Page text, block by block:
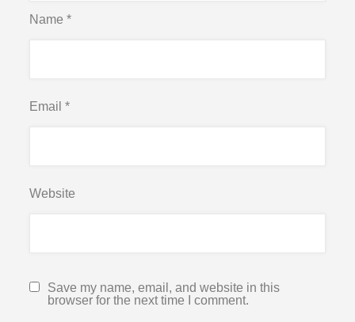
Name*
Email*
Website
Save my name, email, and website in this
browser for the next time I comment.